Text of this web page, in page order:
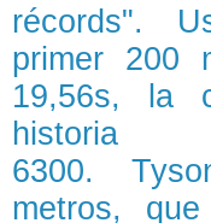
récords".
primer 200
19,56s, la
historia
6300.
metros,